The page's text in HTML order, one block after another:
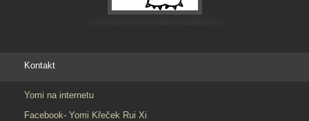
Kontakt
Yomi na internetu
Facebook- Yomi Křeček Rui Xi